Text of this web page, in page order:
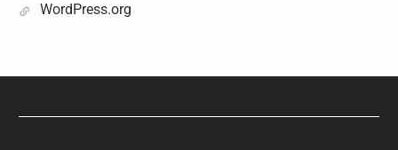
WordPress.org